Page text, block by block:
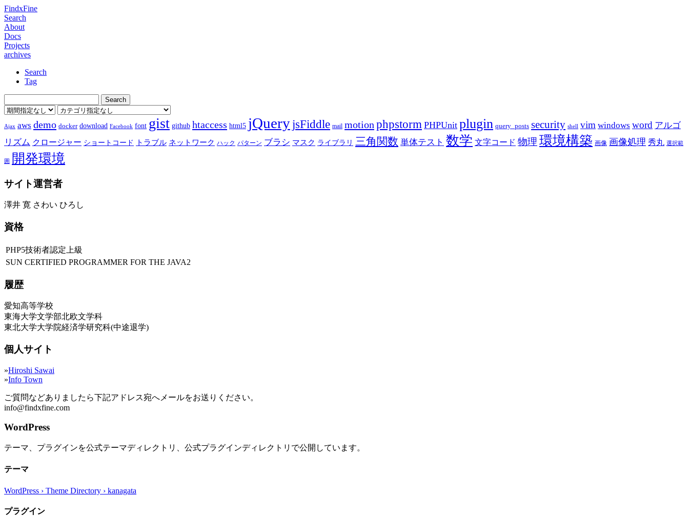
FindxFine
Search
About
Docs
Projects
archives
Search
Tag
Ajax aws demo docker download Facebook font gist github htaccess html5 jQuery jsFiddle mail motion phpstorm PHPUnit plugin query_posts security shell vim windows word アルゴ
リズム クロージャー ショートコード トラブル ネットワーク ハック パターン ブラシ マスク ライブラリ 三角関数 単体テスト 数学 文字コード 物理 環境構築 画像 画像処理 秀丸 選択範
囲 開発環境
サイト運営者
澤井 寛 さわい ひろし
資格
PHP5技術者認定上級
SUN CERTIFIED PROGRAMMER FOR THE JAVA2
履歴
愛知高等学校
東海大学文学部北欧文学科
東北大学大学院経済学研究科(中途退学)
個人サイト
»Hiroshi Sawai
»Info Town
ご質問などありましたら下記アドレス宛へメールをお送りください。
info@findxfine.com
WordPress
テーマ、プラグインを公式テーマディレクトリ、公式プラグインディレクトリで公開しています。
テーマ
WordPress › Theme Directory › kanagata
プラグイン